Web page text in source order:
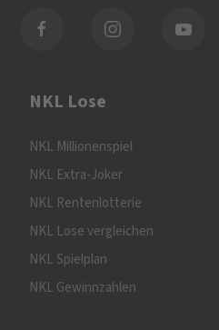
NKL Lose
NKL Millionenspiel
NKL Extra-Joker
NKL Rentenlotterie
NKL Lose vergleichen
NKL Spielplan
NKL Gewinnzahlen